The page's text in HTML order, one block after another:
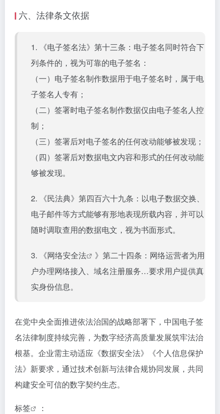
六、法律条文依据
1. 《电子签名法》第十三条：电子签名同时符合下
列条件的，视为可靠的电子签名：
（一）电子签名制作数据用于电子签名时，属于电
子签名人专有；
（二）签署时电子签名制作数据仅由电子签名人控
制；
（三）签署后对电子签名的任何改动能够被发现；
（四）签署后对数据电文内容和形式的任何改动能
够被发现。
2. 《民法典》第四百六十九条：以电子数据交换、
电子邮件等方式能够有形地表现所载内容，并可以
随时调取查用的数据电文，视为书面形式。
3. 《网络安全法
》第二十四条：网络运营者为用
户办理网络接入、域名注册服务…要求用户提供真
实身份信息。
在党中央全面推进依法治国的战略部署下，中国电子签
名法律制度持续完善，为数字经济高质量发展筑牢法治
根基。企业需主动适应《数据安全法》《个人信息保护
法》新要求，通过技术创新与法律合规协同发展，共同
构建安全可信的数字契约生态。
标签
：